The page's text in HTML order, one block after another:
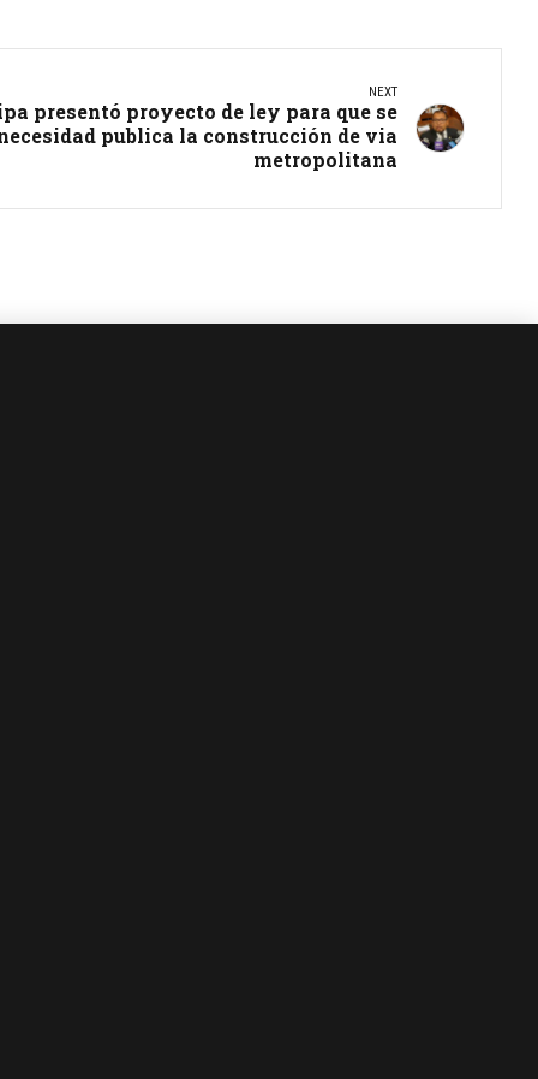
NEXT
presentó proyecto de ley para que se
publica la construcción de via
metropolitana